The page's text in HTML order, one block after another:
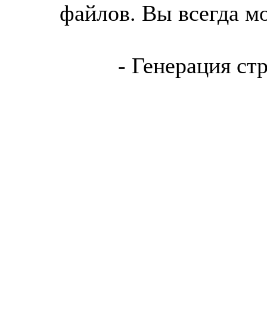
файлов. Вы всегда
- Генерация